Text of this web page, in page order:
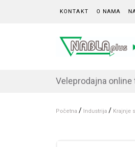
KONTAKT O NAMA
Veleprodajna online
Početna / Industrija / Krajnje